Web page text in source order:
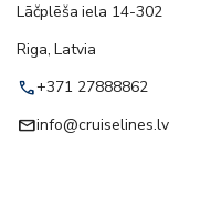
Lāčplēša iela 14-302
Riga, Latvia
call+371 27888862
emailinfo@cruiselines.lv